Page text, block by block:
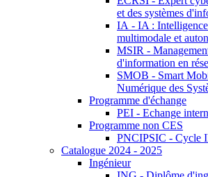
et des systèmes
IA - IA :
multimodale et
MSIR -
d'information en
SMOB - Smart
Numérique des
Programme d'échange
PEI - Echange
Programme non CES
PNCIPSIC - Cycle
Catalogue 2024 - 2025
Ingénieur